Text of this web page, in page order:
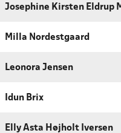
Josephine Kirsten Eldrup
Milla Nordestgaard
Leonora Jensen
Idun Brix
Elly Asta Højholt Iversen